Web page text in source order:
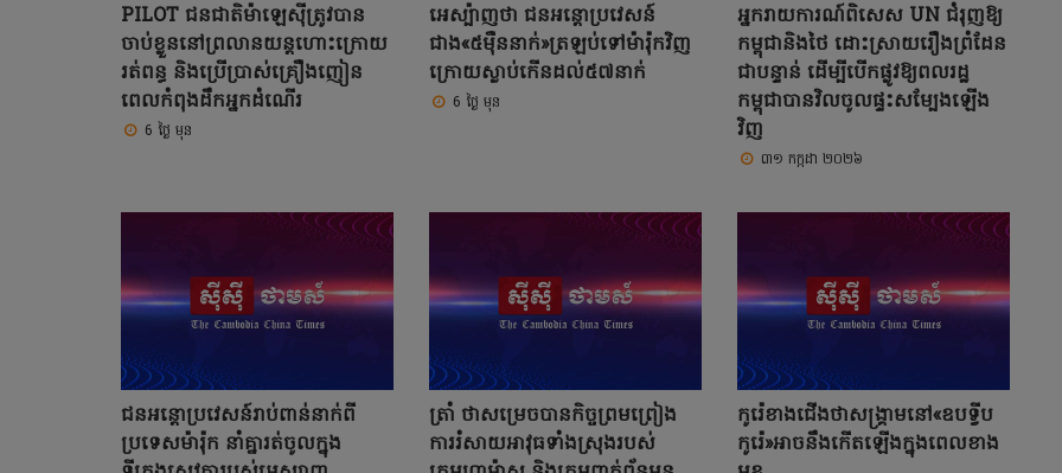
PILOT ជនជាតិម៉ាឡេស៊ីត្រូវបាន
ចាប់ខ្លួននៅព្រលានយន្តហោះក្រោយ
រត់ពន្ធ និងប្រើប្រាស់គ្រឿងញៀន
ពេលកំពុងដឹកអ្នកដំណើរ
6 ថ្ងៃ មុន
អេស្ប៉ាញថា ជនអន្តោប្រវេសន៍
ជាង«៥ម៉ឺននាក់»ត្រឡប់ទៅម៉ារ៉ុកវិញ
ក្រោយស្លាប់កើនដល់៥៧នាក់
6 ថ្ងៃ មុន
អ្នករាយការណ៍ពិសេស UN ជំរុញឱ្យ
កម្ពុជានិងថៃ ដោះស្រាយរឿងព្រំដែន
ជាបន្ទាន់ ដើម្បីបើកផ្លូវឱ្យពលរដ្ឋ
កម្ពុជាបានវិលចូលផ្ទះសម្បែងឡើង
វិញ
៣១ កក្កដា ២០២៦
ជនអន្តោប្រវេសន៍រាប់ពាន់នាក់ពី
ប្រទេសម៉ារ៉ុក នាំគ្នារត់ចូលក្នុង
ត្រាំ ថាសម្រេចបានកិច្ចព្រមព្រៀង
ការរំសាយអាវុធទាំងស្រុងរបស់
កូរ៉េខាងជើងថាសង្រ្គាមនៅ«ឧបទ្វីប
កូរ៉េ»អាចនឹងកើតឡើងក្នុងពេលខាង